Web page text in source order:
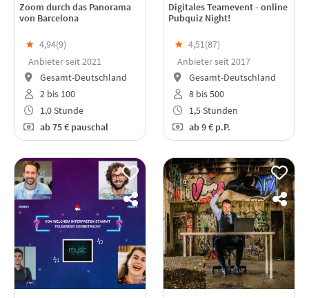
Zoom durch das Panorama
von Barcelona
★ 4,94(9)
Anbieter seit 2021
Gesamt-Deutschland
2 bis 100
1,0 Stunde
ab75 € pauschal
Digitales Teamevent - online
Pubquiz Night!
★ 4,51(87)
Anbieter seit 2017
Gesamt-Deutschland
8 bis 500
1,5 Stunden
ab9 € p.P.